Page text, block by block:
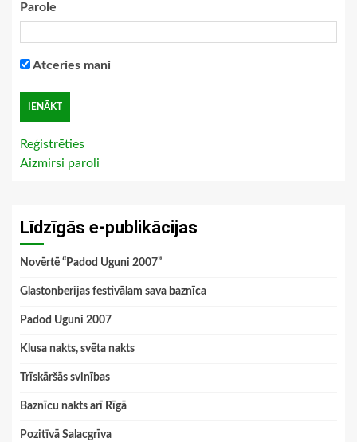
Parole
Atceries mani
Reģistrēties
Aizmirsi paroli
Līdzīgās e-publikācijas
Novērtē “Padod Uguni 2007”
Glastonberijas festivālam sava baznīca
Padod Uguni 2007
Klusa nakts, svēta nakts
Trīskāršās svinības
Baznīcu nakts arī Rīgā
Pozitīvā Salacgrīva